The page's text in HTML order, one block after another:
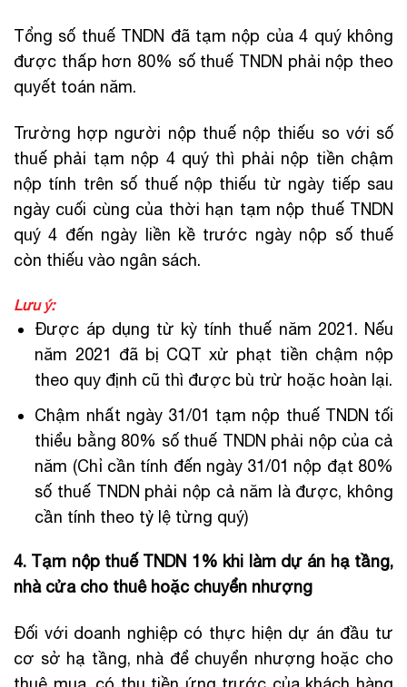
Tổng số thuế TNDN đã tạm nộp của 4 quý không
được thấp hơn 80% số thuế TNDN phải nộp theo
quyết toán năm.
Trường hợp người nộp thuế nộp thiếu so với số
thuế phải tạm nộp 4 quý thì phải nộp tiền chậm
nộp tính trên số thuế nộp thiếu từ ngày tiếp sau
ngày cuối cùng của thời hạn tạm nộp thuế TNDN
quý 4 đến ngày liền kề trước ngày nộp số thuế
còn thiếu vào ngân sách.
Lưu ý:
Được áp dụng từ kỳ tính thuế năm 2021. Nếu
năm 2021 đã bị CQT xử phạt tiền chậm nộp
theo quy định cũ thì được bù trừ hoặc hoàn lại.
Chậm nhất ngày 31/01 tạm nộp thuế TNDN tối
thiểu bằng 80% số thuế TNDN phải nộp của cả
năm (Chỉ cần tính đến ngày 31/01 nộp đạt 80%
số thuế TNDN phải nộp cả năm là được, không
cần tính theo tỷ lệ từng quý)
4. Tạm nộp thuế TNDN 1% khi làm dự án hạ tầng,
nhà cửa cho thuê hoặc chuyển nhượng
Đối với doanh nghiệp có thực hiện dự án đầu tư
cơ sở hạ tầng, nhà để chuyển nhượng hoặc cho